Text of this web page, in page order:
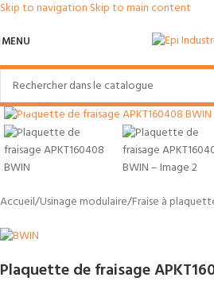
Skip to navigation Skip to main content
MENU
Accueil/Usinage modulaire/Fraise à
Plaquette de fraisage